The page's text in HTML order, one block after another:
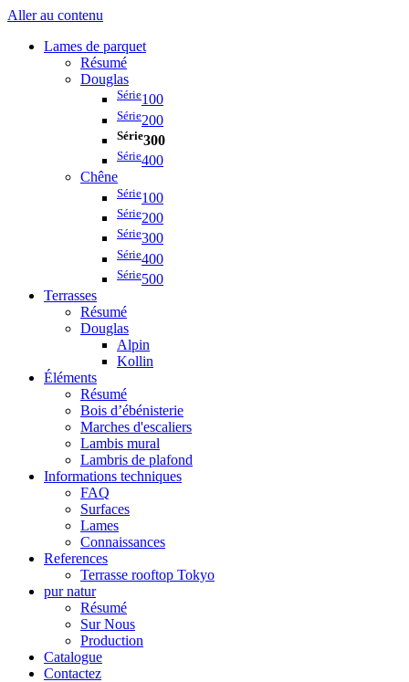
Aller au contenu
Lames de parquet
Résumé
Douglas
Série100
Série200
Série300
Série400
Chêne
Série100
Série200
Série300
Série400
Série500
Terrasses
Résumé
Douglas
Alpin
Kollin
Éléments
Résumé
Bois d’ébénisterie
Marches d'escaliers
Lambis mural
Lambris de plafond
Informations techniques
FAQ
Surfaces
Lames
Connaissances
References
Terrasse rooftop Tokyo
pur natur
Résumé
Sur Nous
Production
Catalogue
Contactez